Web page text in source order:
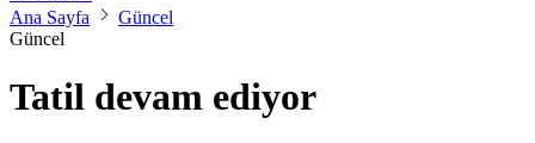
Ana Sayfa
Güncel
Güncel
Tatil devam ediyor